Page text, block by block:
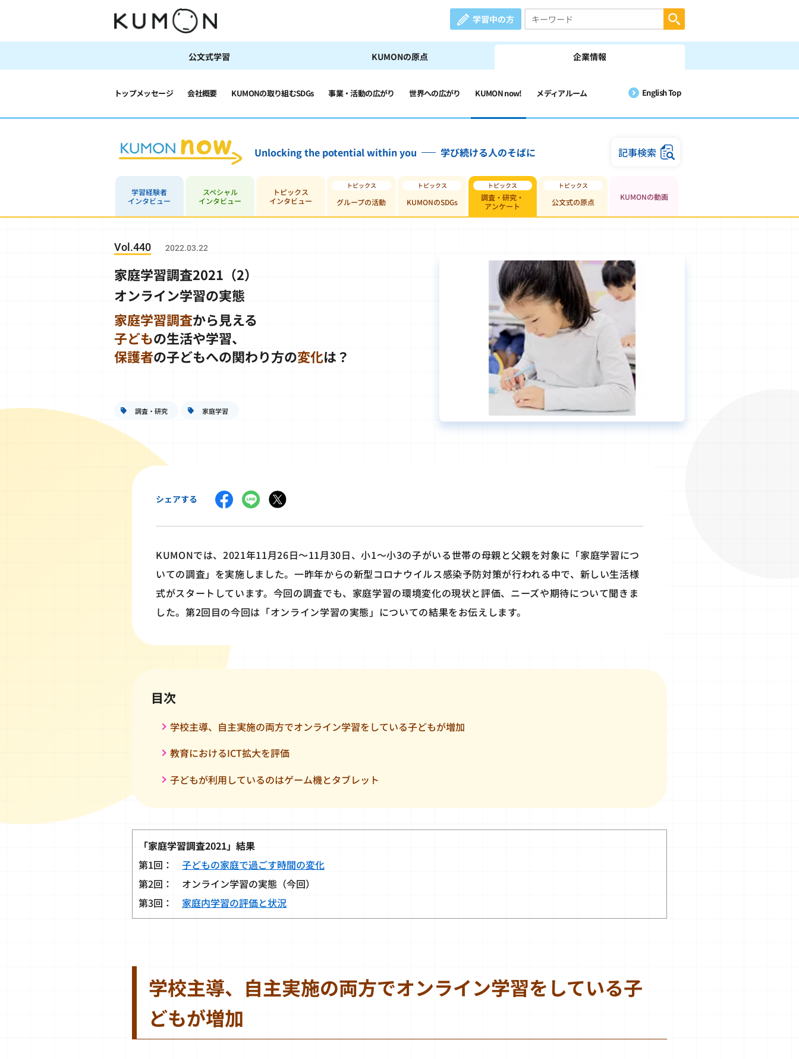
学習中の方
公文式学習 KUMONの原点 企業情報
トップメッセージ 会社概要 KUMONの取り組むSDGs 事業・活動の広がり 世界への広がり KUMON now! メディアルーム English Top
Unlocking the potential within you 学び続ける人のそばに 記事検索
学習経験者
インタビュー
スペシャル
インタビュー
トピックス
インタビュー
グループの活動 KUMONのSDGs
調査・研究・
アンケート
公文式の原点
KUMONの動画
Vol.440 2022.03.22
家庭学習調査2021（2）
オンライン学習の実態
家庭学習調査から見える
子どもの生活や学習、
保護者の子どもへの関わり方の変化は？
調査・研究 家庭学習
シェアする
KUMONでは、2021年11月26日〜11月30日、小1～小3の子がいる世帯の母親と父親を対象に「家庭学習につ
いての調査」を実施しました。一昨年からの新型コロナウイルス感染予防対策が行われる中で、新しい生活様
式がスタートしています。今回の調査でも、家庭学習の環境変化の現状と評価、ニーズや期待について聞きま
した。第2回目の今回は「オンライン学習の実態」についての結果をお伝えします。
目次
学校主導、自主実施の両方でオンライン学習をしている子どもが増加
教育におけるICT拡大を評価
子どもが利用しているのはゲーム機とタブレット
「家庭学習調査2021」結果
第1回： 子どもの家庭で過ごす時間の変化
第2回： オンライン学習の実態（今回）
第3回： 家庭内学習の評価と状況
学校主導、自主実施の両方でオンライン学習をしている子
どもが増加